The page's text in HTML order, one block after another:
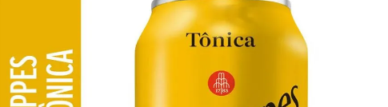
cerveja
frango
vinho